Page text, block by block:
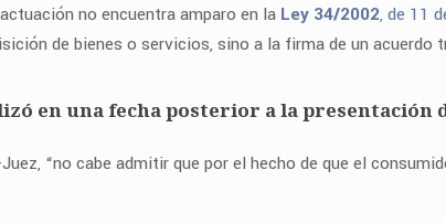
no encuentra amparo en la Ley 34/2002, de 11
de bienes o servicios, sino a la firma de un
en una fecha posterior a la presentación
“no cabe admitir que por el hecho de que el